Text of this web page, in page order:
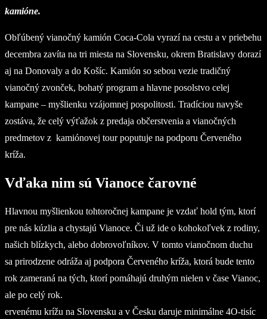
kamióne.
Obľúbený vianočný kamión Coca-Cola vyrazí na cestu a v priebehu
decembra zavíta na tri miesta na Slovensku, okrem Bratislavy dorazí
aj na Donovaly a do Košíc. Kamión so sebou vezie tradičný
vianočný zvonček, bohatý program a hlavne posolstvo celej
kampane – myšlienku vzájomnej pospolitosti. Tradíciou navyše
zostáva, že celý výťažok z predaja občerstvenia a vianočných
predmetov z kamiónovej tour poputuje na podporu Červeného
kríža.
Vďaka nim sú Vianoce čarovné
Hlavnou myšlienkou tohtoročnej kampane je vzdať hold tým, ktorí
pre nás kúzlia a chystajú Vianoce. Či už ide o kohokoľvek z rodiny,
našich blízkych, alebo dobrovoľníkov. V tomto vianočnom duchu
sa prirodzene odráža aj podpora Červeného kríža, ktorá bude tento
rok zameraná na tých, ktorí pomáhajú druhým nielen v čase Vianoc,
ale po celý rok.
ervenému krížu na Slovensku a v Česku daruje minimálne 4O-tisíc